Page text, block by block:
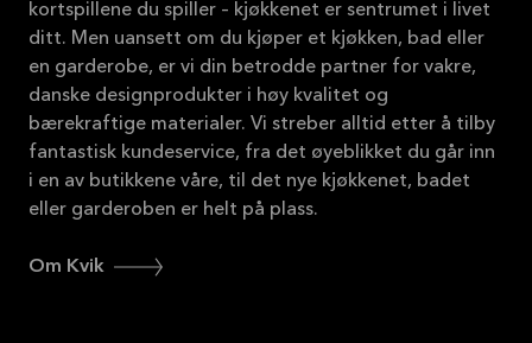
kortspillene du spiller – kjøkkenet er sentrumet i livet
ditt. Men uansett om du kjøper et kjøkken, bad eller
en garderobe, er vi din betrodde partner for vakre,
danske designprodukter i høy kvalitet og
bærekraftige materialer. Vi streber alltid etter å tilby
fantastisk kundeservice, fra det øyeblikket du går inn
i en av butikkene våre, til det nye kjøkkenet, badet
eller garderoben er helt på plass.
Om Kvik